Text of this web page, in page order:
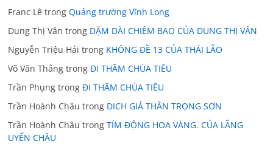
Franc Lê trongQuảng trường Vĩnh Long
Dung Thị Vân trong DẶM DÀI CHIÊM BAO CỦA DUNG THỊ VÂN
Nguyễn Triệu Hải trong KHÔNG ĐỀ 13 CỦA THÁI LÃO
Võ Văn Thắng trongĐI THĂM CHÙA TIÊU
Trần Phụng trongĐI THĂM CHÙA TIÊU
Trần Hoành Châu trong DICH GIẢ THÂN TRỌNG SƠN
Trần Hoành Châu trongTÍM ĐỘNG HOA VÀNG. CỦA LÃNG
UYỂN CHÂU